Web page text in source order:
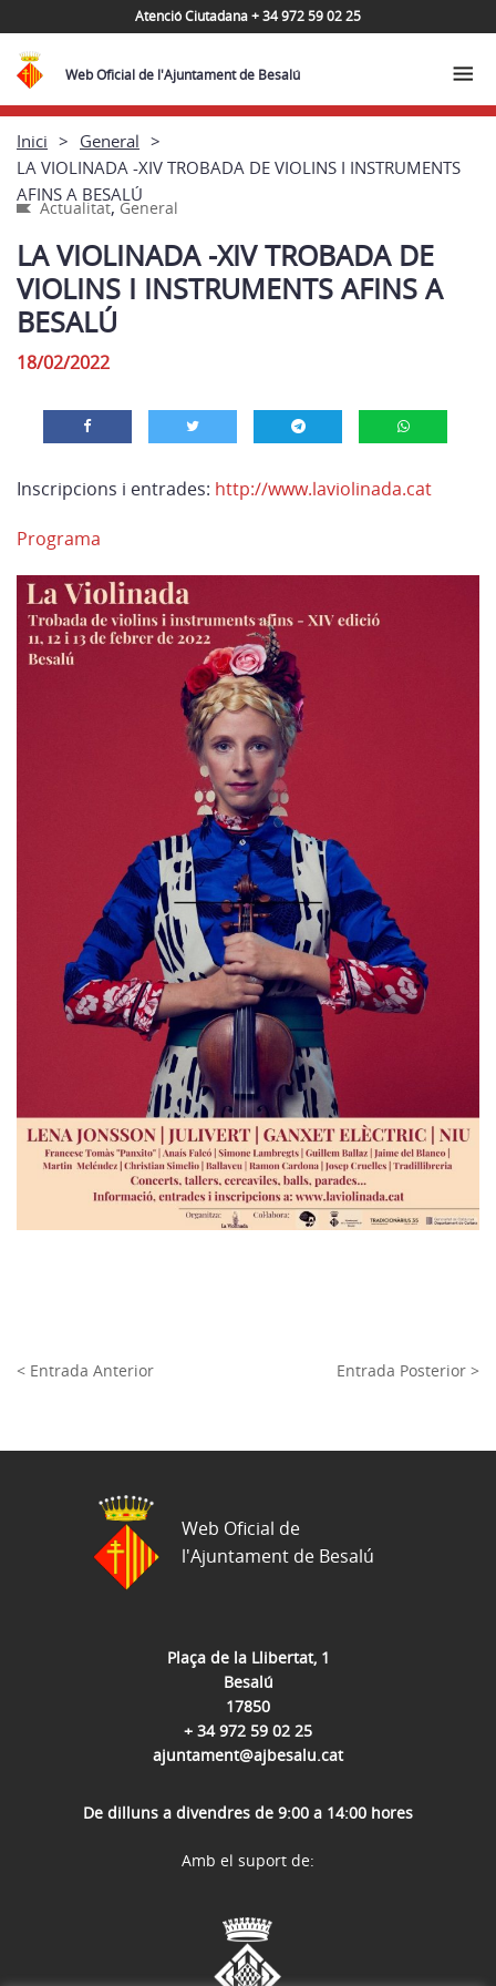
Atenció Ciutadana + 34 972 59 02 25
Web Oficial de l'Ajuntament de Besalú
Inici
General
LA VIOLINADA -XIV TROBADA DE VIOLINS I INSTRUMENTS
AFINS A BESALÚ
Actualitat,General
LA VIOLINADA -XIV TROBADA DE
VIOLINS I INSTRUMENTS AFINS A
BESALÚ
18/02/2022
Inscripcions i entrades: http://www.laviolinada.cat
Programa
< Entrada Anterior Entrada Posterior >
Plaça de la Llibertat, 1
Besalú
17850
+ 34 972 59 02 25
ajuntament@ajbesalu.cat
De dilluns a divendres de 9:00 a 14:00 hores
Web Oficial de
l'Ajuntament de Besalú
Amb el suport de: